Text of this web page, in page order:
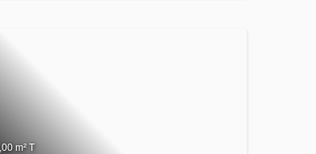
m² T